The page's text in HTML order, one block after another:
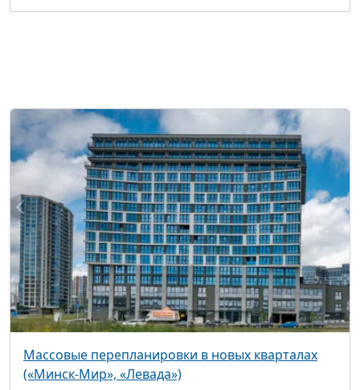
Массовые перепланировки в новых кварталах
(«Минск-Мир», «Левада»)